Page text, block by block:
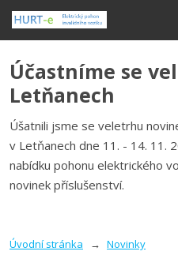
Účastníme se
Letňanech
Úšatnili jsme se veletrhu
v Letňanech dne 11. - 14. 11.
nabídku pohonu elektrického
novinek příslušenství.
Úvodní stránka
Novinky